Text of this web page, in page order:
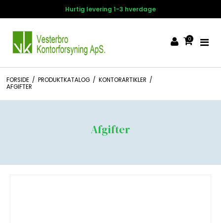
Hurtig levering 1-3 hverdage
0
FORSIDE / PRODUKTKATALOG / KONTORARTIKLER /
AFGIFTER
Afgifter